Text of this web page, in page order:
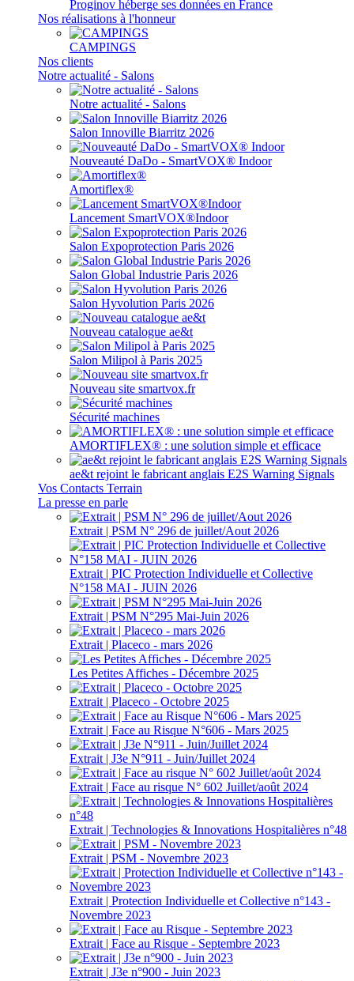
Proginov héberge ses données en France
Nos réalisations à l'honneur
CAMPINGS
Nos clients
Notre actualité - Salons
Notre actualité - Salons
Salon Innoville Biarritz 2026
Nouveauté DaDo - SmartVOX® Indoor
Amortiflex®
Lancement SmartVOX®Indoor
Salon Expoprotection Paris 2026
Salon Global Industrie Paris 2026
Salon Hyvolution Paris 2026
Nouveau catalogue ae&t
Salon Milipol à Paris 2025
Nouveau site smartvox.fr
Sécurité machines
AMORTIFLEX® : une solution simple et efficace
ae&t rejoint le fabricant anglais E2S Warning Signals
Vos Contacts Terrain
La presse en parle
Extrait | PSM N° 296 de juillet/Aout 2026
Extrait | PIC Protection Individuelle et Collective
N°158 MAI - JUIN 2026
Extrait | PSM N°295 Mai-Juin 2026
Extrait | Placeco - mars 2026
Les Petites Affiches - Décembre 2025
Extrait | Placeco - Octobre 2025
Extrait | Face au Risque N°606 - Mars 2025
Extrait | J3e N°911 - Juin/Juillet 2024
Extrait | Face au risque N° 602 Juillet/août 2024
Extrait | Technologies & Innovations Hospitalières n°48
Extrait | PSM - Novembre 2023
Extrait | Protection Individuelle et Collective n°143 -
Novembre 2023
Extrait | Face au Risque - Septembre 2023
Extrait | J3e n°900 - Juin 2023